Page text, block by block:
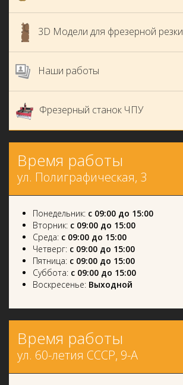
3D Модели для фрезерной резки
Наши работы
Фрезерный станок ЧПУ
Время работы
ул. Полиграфическая, 3
Понедельник: с 09:00 до 15:00
Вторник: с 09:00 до 15:00
Среда: с 09:00 до 15:00
Четверг: с 09:00 до 15:00
Пятница: с 09:00 до 15:00
Суббота: с 09:00 до 15:00
Воскресенье: Выходной
Время работы
ул. 60-летия СССР, 9-А